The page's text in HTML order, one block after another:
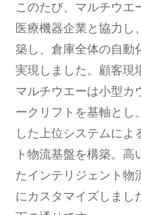
このたび、マルチウエ
医療機器企業と協力し
築し、倉庫全体の自動
実現しました。顧客現
マルチウエーは小型カ
ークリフトを基軸とし
した上位システムによ
ト物流基盤を構築。高
たインテリジェント物
にカスタマイズしまし